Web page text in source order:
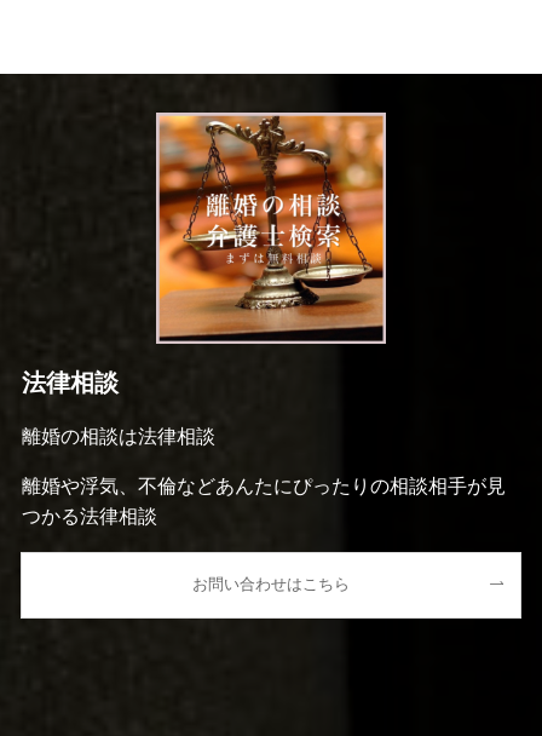
法律相談
離婚の相談は法律相談
離婚や浮気、不倫などあんたにぴったりの相談相手が見
つかる法律相談
お問い合わせはこちら